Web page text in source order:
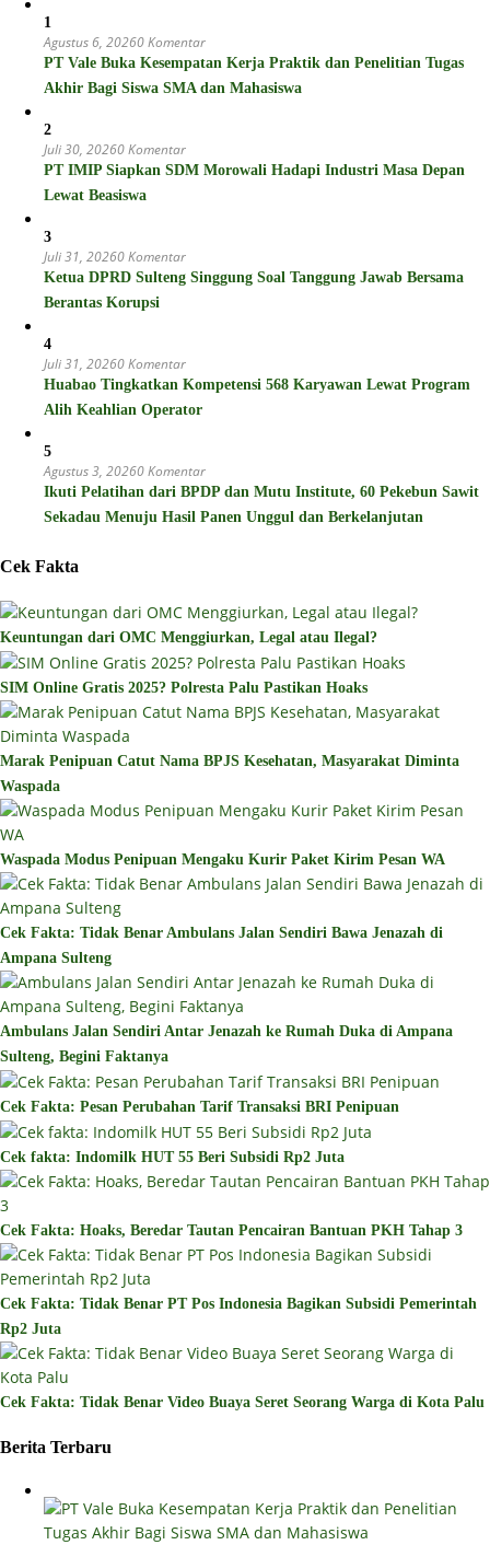
1
Agustus 6, 20260 Komentar
PT Vale Buka Kesempatan Kerja Praktik dan Penelitian Tugas
Akhir Bagi Siswa SMA dan Mahasiswa
2
Juli 30, 20260 Komentar
PT IMIP Siapkan SDM Morowali Hadapi Industri Masa Depan
Lewat Beasiswa
3
Juli 31, 20260 Komentar
Ketua DPRD Sulteng Singgung Soal Tanggung Jawab Bersama
Berantas Korupsi
4
Juli 31, 20260 Komentar
Huabao Tingkatkan Kompetensi 568 Karyawan Lewat Program
Alih Keahlian Operator
5
Agustus 3, 20260 Komentar
Ikuti Pelatihan dari BPDP dan Mutu Institute, 60 Pekebun Sawit
Sekadau Menuju Hasil Panen Unggul dan Berkelanjutan
Cek Fakta
Keuntungan dari OMC Menggiurkan, Legal atau Ilegal?
SIM Online Gratis 2025? Polresta Palu Pastikan Hoaks
Marak Penipuan Catut Nama BPJS Kesehatan, Masyarakat Diminta
Waspada
Waspada Modus Penipuan Mengaku Kurir Paket Kirim Pesan WA
Cek Fakta: Tidak Benar Ambulans Jalan Sendiri Bawa Jenazah di
Ampana Sulteng
Ambulans Jalan Sendiri Antar Jenazah ke Rumah Duka di Ampana
Sulteng, Begini Faktanya
Cek Fakta: Pesan Perubahan Tarif Transaksi BRI Penipuan
Cek fakta: Indomilk HUT 55 Beri Subsidi Rp2 Juta
Cek Fakta: Hoaks, Beredar Tautan Pencairan Bantuan PKH Tahap 3
Cek Fakta: Tidak Benar PT Pos Indonesia Bagikan Subsidi Pemerintah
Rp2 Juta
Cek Fakta: Tidak Benar Video Buaya Seret Seorang Warga di Kota Palu
Berita Terbaru